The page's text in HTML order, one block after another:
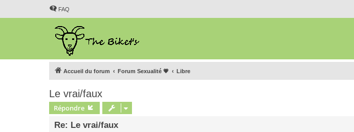
FAQ
Accueil du forum Forum Sexualité 💗 Libre
Le vrai/faux
Répondre
Re: Le vrai/faux